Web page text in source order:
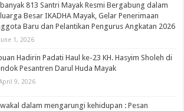
813 Santri Mayak Resmi Bergabung dalam
Besar IKADHA Mayak, Gelar Penerimaan
Baru dan Pelantikan Pengurus Angkatan 2026
June 1, 2026
Hadirin Padati Haul ke-23 KH. Hasyim Sholeh di
Pesantren Darul Huda Mayak
9, 2026
dalam mengarungi kehidupan : Pesan